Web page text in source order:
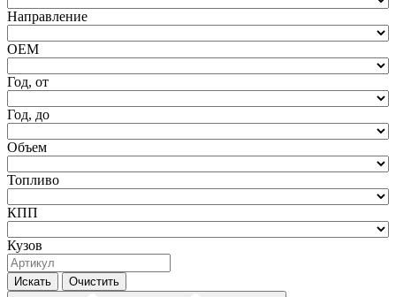
Направление
ОЕМ
Год, от
Год, до
Объем
Топливо
КПП
Кузов
Искать Очистить